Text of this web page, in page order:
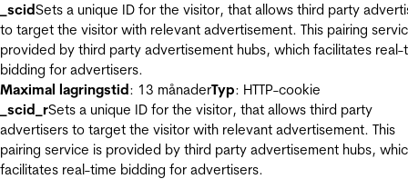
_scidSets a unique ID for the visitor, that allows third party
to target the visitor with relevant advertisement. This pairing
provided by third party advertisement hubs, which facilitates real-
bidding for advertisers.
Maximal lagringstid: 13 månaderTyp: HTTP-cookie
_scid_rSets a unique ID for the visitor, that allows third party
advertisers to target the visitor with relevant advertisement. This
pairing service is provided by third party advertisement hubs,
facilitates real-time bidding for advertisers.